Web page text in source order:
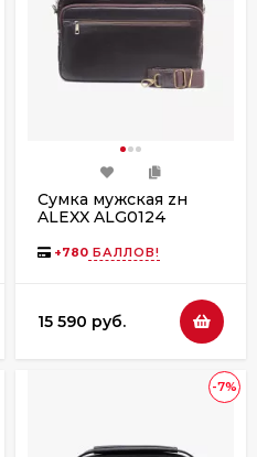
Сумка мужская zн
ALEXX ALG0124
+780 БАЛЛОВ!
15 590 руб.
-7%